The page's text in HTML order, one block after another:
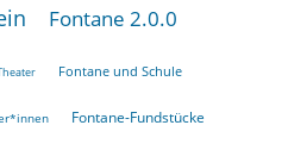
Fontane 2.0.0
Fontane und Schule
Fontane-Fundstücke